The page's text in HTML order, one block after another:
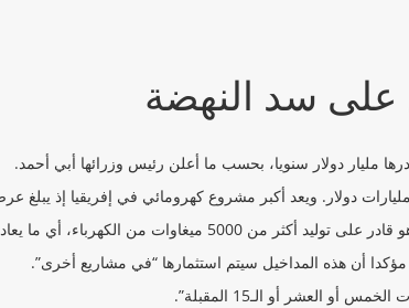
على سد النهضة
مليار دولار سنويا، بحسب ما أعلن رئيس وزرائها أبي أحمد.
أن هذه المداخيل سيتم استثمارها “في مشاريع أخرى”.
أو العشر أو الـ15 المقبلة”.